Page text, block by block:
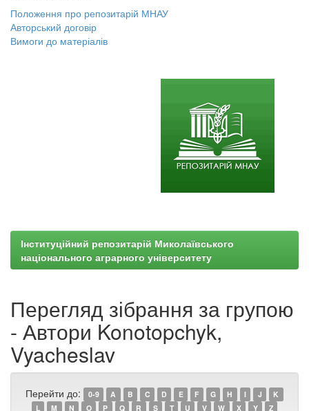
Положення про репозитарій МНАУ
Авторський договір
Вимоги до матеріалів
Інституційний репозитарій Миколаївського
національного аграрного університету
Перегляд зібрання за групою
- Автори Konotopchyk,
Vyacheslav
Перейти до: 0-9 A B C D E F G H I J
K
L
M N O P Q R S T U V W X Y Z